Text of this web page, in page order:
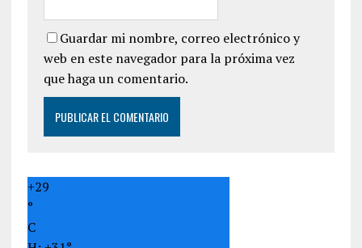
Guardar mi nombre, correo electrónico y
web en este navegador para la próxima vez
que haga un comentario.
+29
°
C